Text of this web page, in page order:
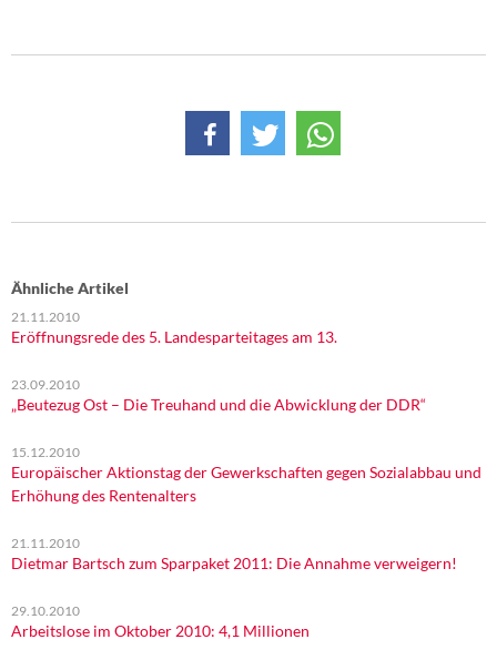
Ähnliche Artikel
21.11.2010
Eröffnungsrede des 5. Landesparteitages am 13.
23.09.2010
„Beutezug Ost – Die Treuhand und die Abwicklung der DDR“
15.12.2010
Europäischer Aktionstag der Gewerkschaften gegen Sozialabbau und
Erhöhung des Rentenalters
21.11.2010
Dietmar Bartsch zum Sparpaket 2011: Die Annahme verweigern!
29.10.2010
Arbeitslose im Oktober 2010: 4,1 Millionen